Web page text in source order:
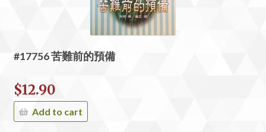
#17756 苦難前的預備
$12.90
Add to cart